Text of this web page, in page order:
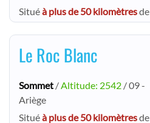
Situéà plus de 50 kilomètresde
Le Roc Blanc
Sommet / Altitude: 2542 / 09 -
Ariège
Situéà plus de 50 kilomètresde